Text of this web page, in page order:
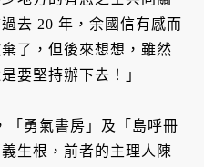
去 20 年，余國信有感而
了，但後來想想，雖然
要堅持辦下去！」
「勇氣書房」及「島呼冊
生根，前者的主理人陳